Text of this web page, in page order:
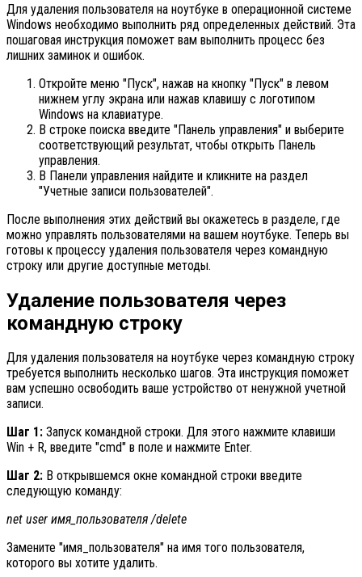
Для удаления пользователя на ноутбуке в операционной системе
Windows необходимо выполнить ряд определенных действий. Эта
пошаговая инструкция поможет вам выполнить процесс без
лишних заминок и ошибок.
Откройте меню "Пуск", нажав на кнопку "Пуск" в левом
нижнем углу экрана или нажав клавишу с логотипом
Windows на клавиатуре.
В строке поиска введите "Панель управления" и выберите
соответствующий результат, чтобы открыть Панель
управления.
В Панели управления найдите и кликните на раздел
"Учетные записи пользователей".
После выполнения этих действий вы окажетесь в разделе, где
можно управлять пользователями на вашем ноутбуке. Теперь вы
готовы к процессу удаления пользователя через командную
строку или другие доступные методы.
Удаление пользователя через
командную строку
Для удаления пользователя на ноутбуке через командную строку
требуется выполнить несколько шагов. Эта инструкция поможет
вам успешно освободить ваше устройство от ненужной учетной
записи.
Шаг 1: Запуск командной строки. Для этого нажмите клавиши
Win + R, введите "cmd" в поле и нажмите Enter.
Шаг 2: В открывшемся окне командной строки введите
следующую команду:
net user имя_пользователя /delete
Замените "имя_пользователя" на имя того пользователя,
которого вы хотите удалить.